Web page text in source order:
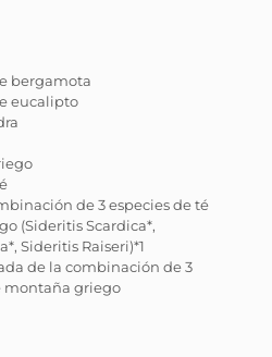
bergamota
eucalipto
de 3 especies de té
(Sideritis Scardica*,
Sideritis Raiseri)*1
de la combinación de 3
montaña griego